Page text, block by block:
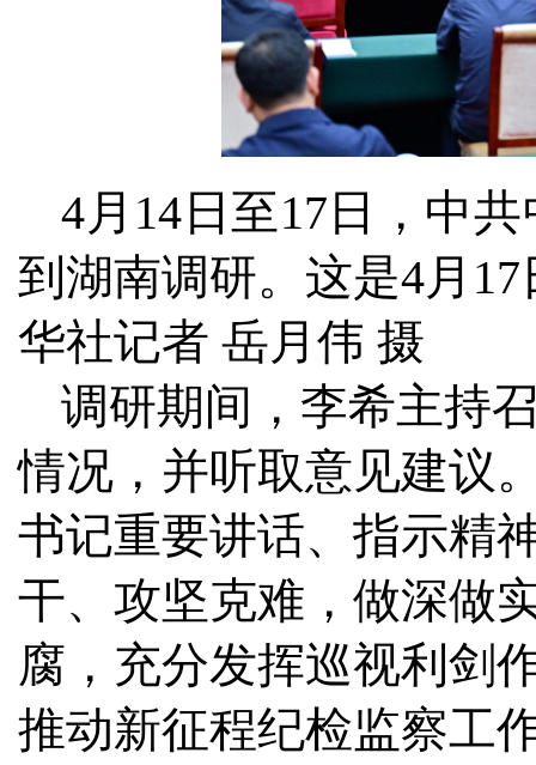
4月14日至17日，中
到湖南调研。这是4月
华社记者 岳月伟 摄
调研期间，李希主持
情况，并听取意见建议
书记重要讲话、指示精
干、攻坚克难，做深做
腐，充分发挥巡视利剑
推动新征程纪检监察工